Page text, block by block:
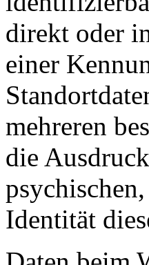
direkt oder
einer
mehreren
die
Identität